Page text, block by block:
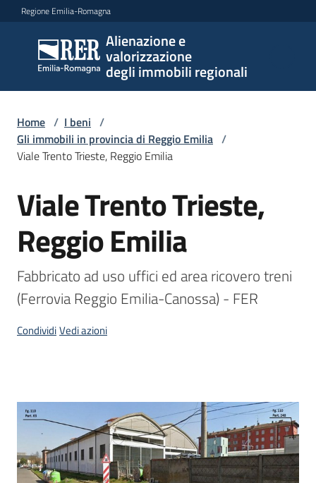
Vai al contenuto
Vai alla navigazione
Vai al footer
Regione Emilia-Romagna
Alienazione e
valorizzazione
degli immobili regionali
Alienazione e
valorizzazione
degli immobili
I
Menu selezionato
Il
piano
Le
politiche
Come
Bandi
Home / I beni /
Gli immobili in provincia di Reggio Emilia /
Viale Trento Trieste, Reggio Emilia
Salta al contenuto
Viale Trento Trieste,
Reggio Emilia
Fabbricato ad uso uffici ed area ricovero treni
(Ferrovia Reggio Emilia-Canossa) - FER
CondividiVedi azioni
Descrizione